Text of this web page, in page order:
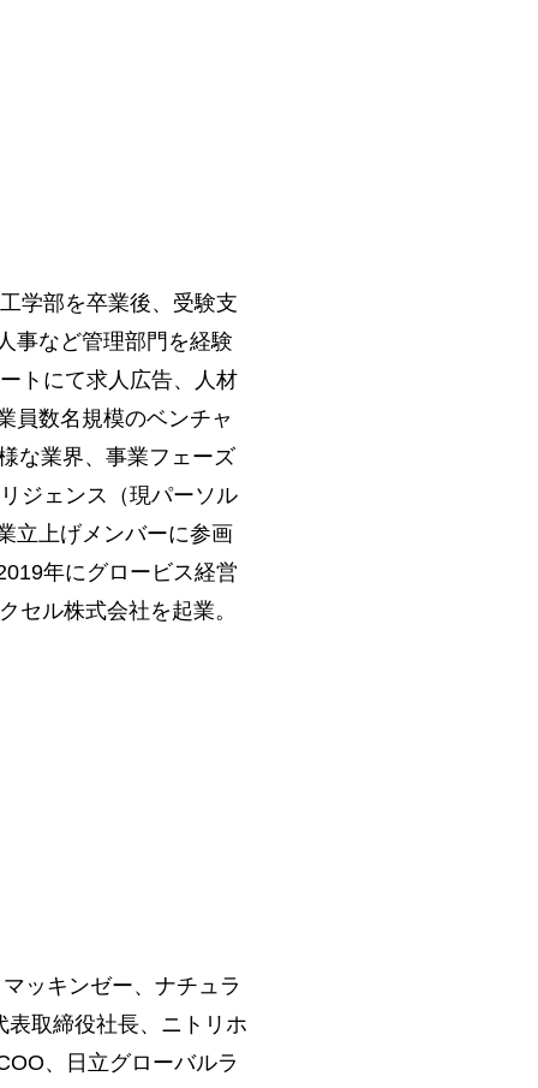
学部を卒業後、受験支
事など管理部門を経験
トにて求人広告、人材
員数名規模のベンチャ
な業界、事業フェーズ
ジェンス（現パーソル
立上げメンバーに参画
年にグロービス経営
セル株式会社を起業。
ッキンゼー、ナチュラ
取締役社長、ニトリホ
、日立グローバルラ